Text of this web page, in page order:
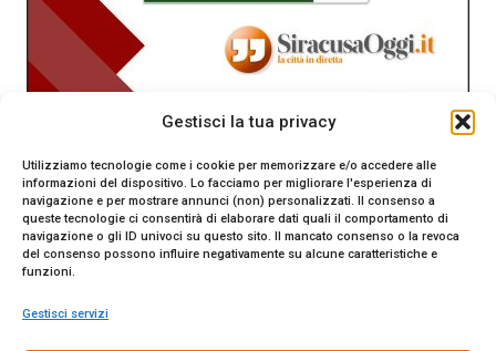
Gestisci la tua privacy
Utilizziamo tecnologie come i cookie per memorizzare e/o accedere alle
informazioni del dispositivo. Lo facciamo per migliorare l'esperienza di
navigazione e per mostrare annunci (non) personalizzati. Il consenso a
queste tecnologie ci consentirà di elaborare dati quali il comportamento di
navigazione o gli ID univoci su questo sito. Il mancato consenso o la revoca
del consenso possono influire negativamente su alcune caratteristiche e
funzioni.
Gestisci servizi